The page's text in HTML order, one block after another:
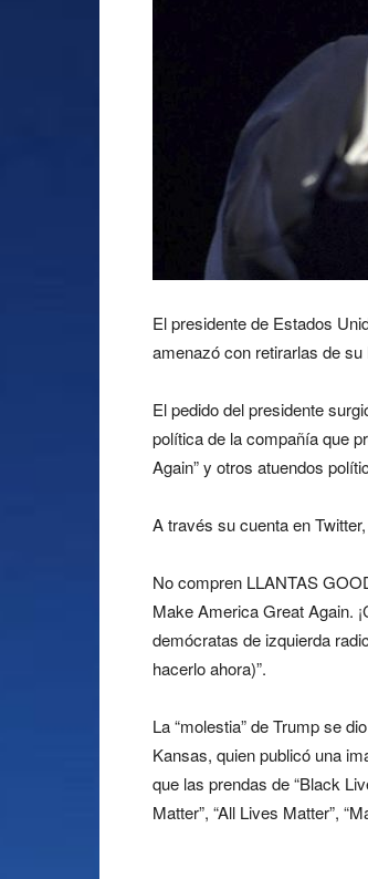
El presidente de Estados
amenazó con retirarlas de
El pedido del presidente
política de la compañía que
Again” y otros atuendos
A través su cuenta en
No compren LLANTAS
Make America Great Again.
demócratas de izquierda
hacerlo ahora)”.
La “molestia” de Trump se
Kansas, quien publicó una
que las prendas de “Black
Matter”, “All Lives Matter”,